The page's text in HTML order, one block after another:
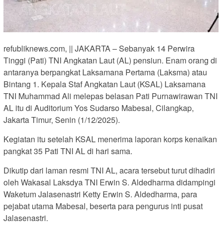
refubliknews.com, || JAKARTA – Sebanyak 14 Perwira
Tinggi (Pati) TNI Angkatan Laut (AL) pensiun. Enam orang di
antaranya berpangkat Laksamana Pertama (Laksma) atau
Bintang 1. Kepala Staf Angkatan Laut (KSAL) Laksamana
TNI Muhammad Ali melepas belasan Pati Purnawirawan TNI
AL itu di Auditorium Yos Sudarso Mabesal, Cilangkap,
Jakarta Timur, Senin (1/12/2025).
Kegiatan itu setelah KSAL menerima laporan korps kenaikan
pangkat 35 Pati TNI AL di hari sama.
Dikutip dari laman resmi TNI AL, acara tersebut turut dihadiri
oleh Wakasal Laksdya TNI Erwin S. Aldedharma didampingi
Waketum Jalasenastri Ketty Erwin S. Aldedharma, para
pejabat utama Mabesal, beserta para pengurus inti pusat
Jalasenastri.